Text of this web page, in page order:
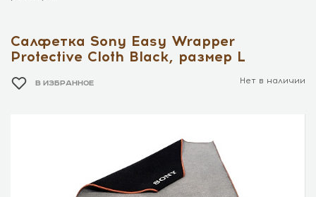
Салфетка Sony Easy Wrapper
Protective Cloth Black, размер L
В ИЗБРАННОЕ Нет в наличии